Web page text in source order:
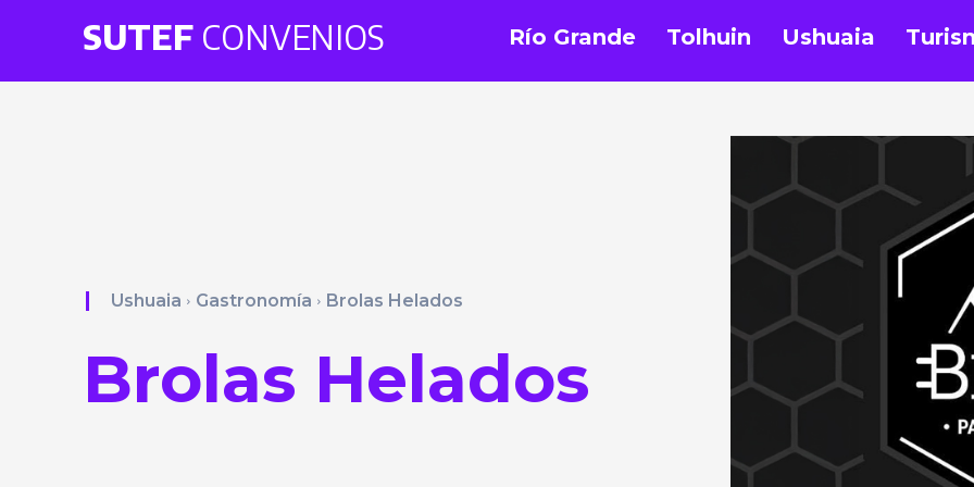
SUTEF CONVENIOS Río Grande Tolhuin Ushuaia
Ushuaia Gastronomía Brolas Helados
Brolas Helados